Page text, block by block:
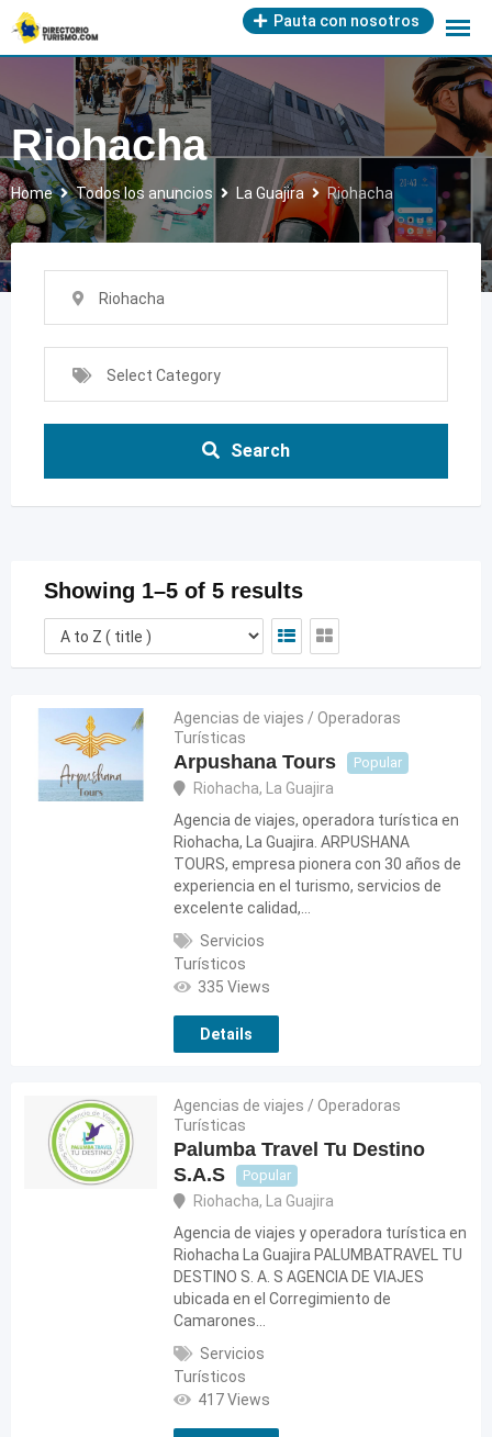
Skip
to
content
Pauta con nosotros
Riohacha
Home Todos los anuncios La Guajira Riohacha
Riohacha
Select Category
Search
Showing 1–5 of 5 results
Agencias de viajes / Operadoras
Turísticas
Arpushana Tours Popular
Riohacha,
La Guajira
Agencia de viajes, operadora turística en
Riohacha, La Guajira. ARPUSHANA
TOURS, empresa pionera con 30 años de
experiencia en el turismo, servicios de
excelente calidad,…
Servicios
Turísticos
335 Views
Details
Agencias de viajes / Operadoras
Turísticas
Palumba Travel Tu Destino
S.A.S
Popular
Riohacha,
La Guajira
Agencia de viajes y operadora turística en
Riohacha La Guajira PALUMBATRAVEL TU
DESTINO S. A. S AGENCIA DE VIAJES
ubicada en el Corregimiento de
Camarones…
Servicios
Turísticos
417 Views